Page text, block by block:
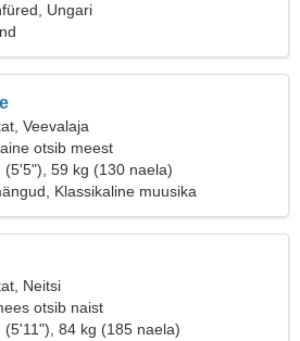
Ungari
Veevalaja
otsib meest
(5'5"), 59 kg (130 naela)
Klassikaline muusika
Neitsi
otsib naist
(5'11"), 84 kg (185 naela)